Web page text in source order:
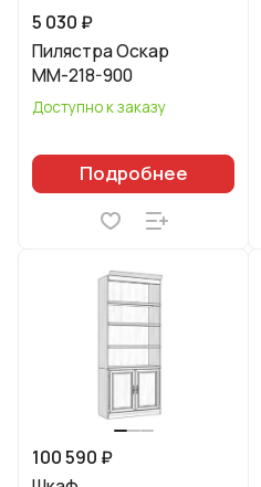
5 030 ₽
Пилястра Оскар
ММ-218-900
Доступно к заказу
Подробнее
100 590 ₽